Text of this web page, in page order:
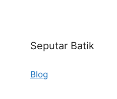
Seputar Batik
Blog